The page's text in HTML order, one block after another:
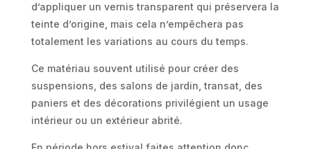
d’appliquer un vernis transparent qui préservera la
teinte d’origine, mais cela n’empêchera pas
totalement les variations au cours du temps.
Ce matériau souvent utilisé pour créer des
suspensions, des salons de jardin, transat, des
paniers et des décorations privilégient un usage
intérieur ou un extérieur abrité.